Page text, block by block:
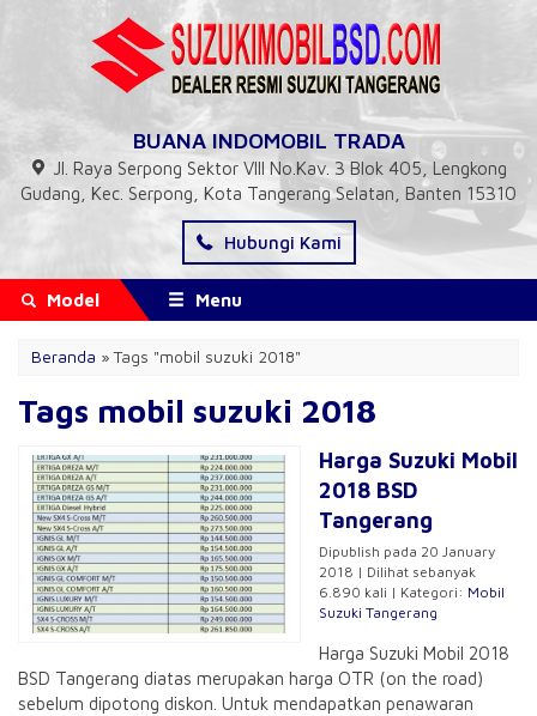
BUANA INDOMOBIL TRADA
Jl. Raya Serpong Sektor VIII No.Kav. 3 Blok 405, Lengkong
Gudang, Kec. Serpong, Kota Tangerang Selatan, Banten 15310
Hubungi Kami
Model Menu
Beranda »Tags "mobil suzuki 2018"
Tags mobil suzuki 2018
Harga Suzuki Mobil
2018 BSD
Tangerang
Dipublish pada 20 January
2018 | Dilihat sebanyak
6.890 kali | Kategori: Mobil
Suzuki Tangerang
Harga Suzuki Mobil 2018
BSD Tangerang diatas merupakan harga OTR (on the road)
sebelum dipotong diskon. Untuk mendapatkan penawaran